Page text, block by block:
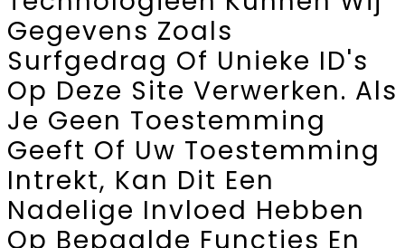
Gegevens Zoals
Surfgedrag Of Unieke ID's
Op Deze Site Verwerken. Als
Je Geen Toestemming
Geeft Of Uw Toestemming
Intrekt, Kan Dit Een
Nadelige Invloed Hebben
Op Bepaalde Functies En